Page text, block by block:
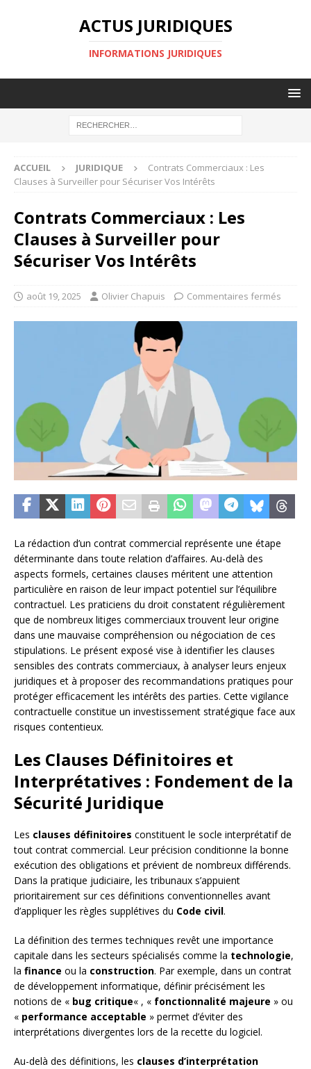
ACTUS JURIDIQUES
INFORMATIONS JURIDIQUES
ACCUEIL JURIDIQUE
Contrats Commerciaux : Les
Clauses à Surveiller pour Sécuriser Vos Intérêts
Contrats Commerciaux : Les
Clauses à Surveiller pour
Sécuriser Vos Intérêts
août 19, 2025 Olivier Chapuis Commentaires fermés
La rédaction d’un contrat commercial représente une étape
déterminante dans toute relation d’affaires. Au-delà des
aspects formels, certaines clauses méritent une attention
particulière en raison de leur impact potentiel sur l’équilibre
contractuel. Les praticiens du droit constatent régulièrement
que de nombreux litiges commerciaux trouvent leur origine
dans une mauvaise compréhension ou négociation de ces
stipulations. Le présent exposé vise à identifier les clauses
sensibles des contrats commerciaux, à analyser leurs enjeux
juridiques et à proposer des recommandations pratiques pour
protéger efficacement les intérêts des parties. Cette vigilance
contractuelle constitue un investissement stratégique face aux
risques contentieux.
Les Clauses Définitoires et
Interprétatives : Fondement de la
Sécurité Juridique
Les clauses définitoires constituent le socle interprétatif de
tout contrat commercial. Leur précision conditionne la bonne
exécution des obligations et prévient de nombreux différends.
Dans la pratique judiciaire, les tribunaux s’appuient
prioritairement sur ces définitions conventionnelles avant
d’appliquer les règles supplétives du Code civil.
La définition des termes techniques revêt une importance
capitale dans les secteurs spécialisés comme la technologie,
la finance ou la construction. Par exemple, dans un contrat
de développement informatique, définir précisément les
notions de « bug critique« , « fonctionnalité majeure » ou
« performance acceptable » permet d’éviter des
interprétations divergentes lors de la recette du logiciel.
Au-delà des définitions, les clauses d’interprétation